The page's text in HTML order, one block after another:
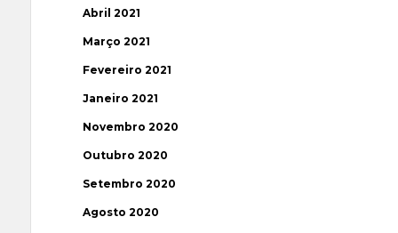
Abril 2021
Março 2021
Fevereiro 2021
Janeiro 2021
Novembro 2020
Outubro 2020
Setembro 2020
Agosto 2020